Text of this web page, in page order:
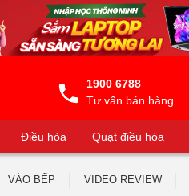
1900 6788
Tư vấn bán hàng
Điều hòa Quạt điều hòa
Máy lọc nước
VÀO BẾP VIDEO REVIEW